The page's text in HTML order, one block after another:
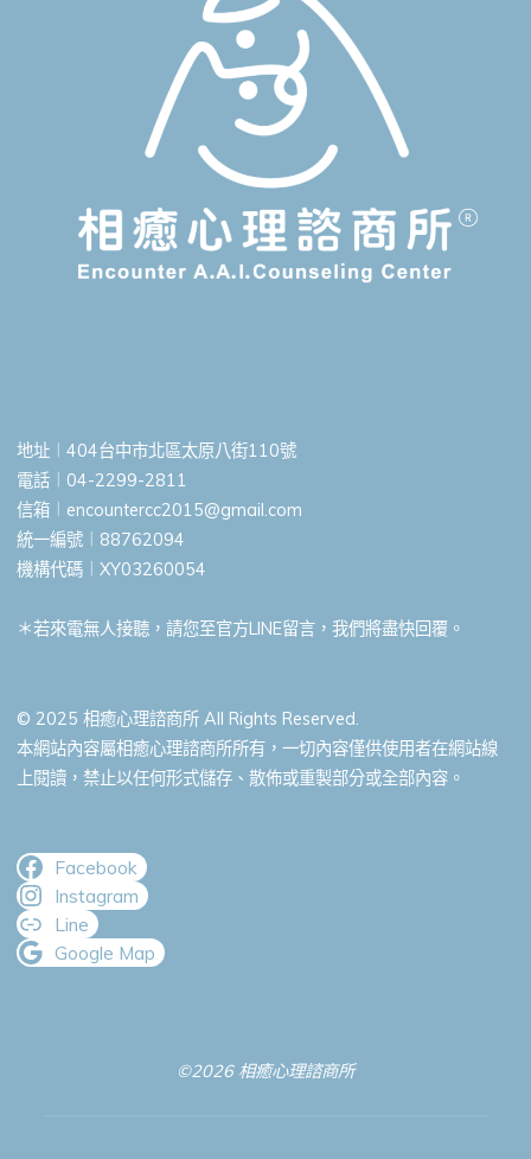
地址︱404台中市北區太原八街110號
電話︱04-2299-2811
信箱︱ encountercc2015@gmail.com
統一編號︱88762094
機構代碼︱XY03260054
＊若來電無人接聽，請您至官方LINE留言，我們將盡快回覆。
© 2025 相癒心理諮商所 All Rights Reserved.
本網站內容屬相癒心理諮商所所有，一切內容僅供使用者在網站線
上閱讀，禁止以任何形式儲存、散佈或重製部分或全部內容。
Facebook
Instagram
Line
Google Map
©2026 相癒心理諮商所